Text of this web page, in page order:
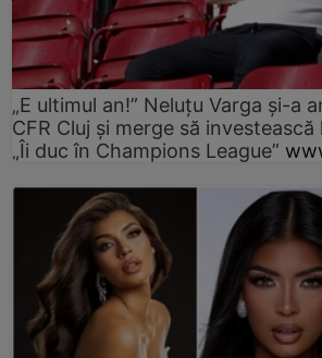
„E ultimul an!” Neluțu Varga și-a
CFR Cluj și merge să
„Îi duc în Champions League”